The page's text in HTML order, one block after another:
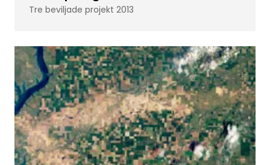
Tre beviljade projekt 2013